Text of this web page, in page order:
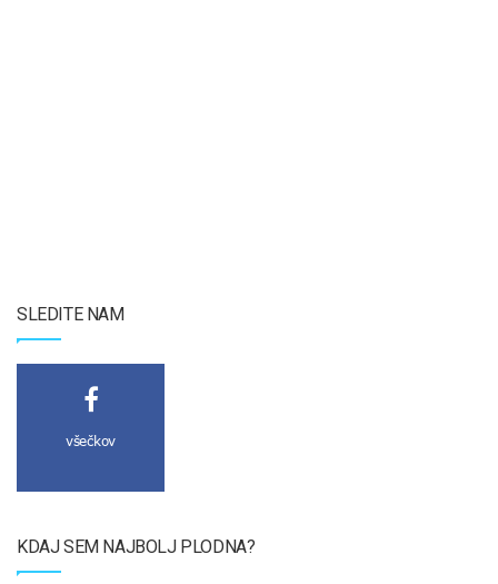
SLEDITE NAM
všečkov
KDAJ SEM NAJBOLJ PLODNA?